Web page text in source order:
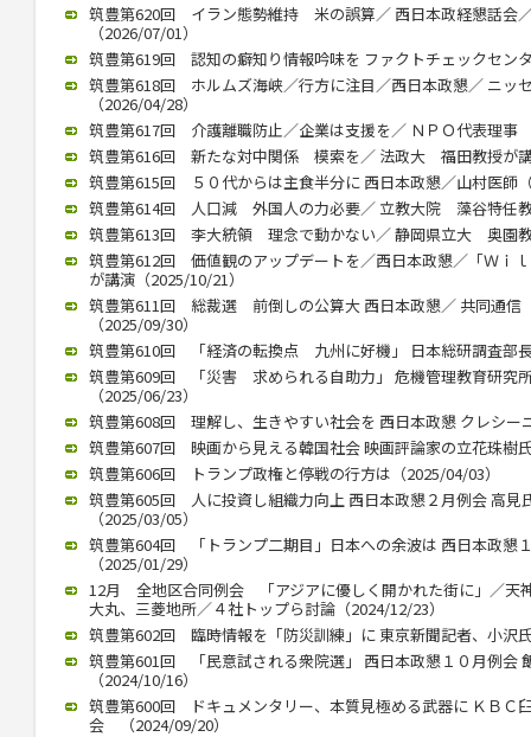
筑豊第620回 イラン態勢維持 米の誤算／ 西日本政経懇話会
（2026/07/01）
筑豊第619回 認知の癖知り情報吟味を ファクトチェックセ
筑豊第618回 ホルムズ海峡／行方に注目／西日本政懇／ ニッ
（2026/04/28）
筑豊第617回 介護離職防止／企業は支援を／ ＮＰＯ代表理
筑豊第616回 新たな対中関係 模索を／ 法政大 福田教授が
筑豊第615回 ５０代からは主食半分に 西日本政懇／山村医師
筑豊第614回 人口減 外国人の力必要／ 立教大院 藻谷特任
筑豊第613回 李大統領 理念で動かない／ 静岡県立大 奥園
筑豊第612回 価値観のアップデートを／西日本政懇／「Ｗ
が講演（2025/10/21）
筑豊第611回 総裁選 前倒しの公算大 西日本政懇／ 共同通
（2025/09/30）
筑豊第610回 「経済の転換点 九州に好機」 日本総研調査部
筑豊第609回 「災害 求められる自助力」 危機管理教育研究
（2025/06/23）
筑豊第608回 理解し、生きやすい社会を 西日本政懇 クレシー
筑豊第607回 映画から見える韓国社会 映画評論家の立花珠樹
筑豊第606回 トランプ政権と停戦の行方は（2025/04/03）
筑豊第605回 人に投資し組織力向上 西日本政懇２月例会 高見
（2025/03/05）
筑豊第604回 「トランプ二期目」日本への余波は 西日本政懇
（2025/01/29）
12月 全地区合同例会 「アジアに優しく開かれた街に」／天
大丸、三菱地所／４社トップら討論（2024/12/23）
筑豊第602回 臨時情報を「防災訓練」に 東京新聞記者、小沢
筑豊第601回 「民意試される衆院選」 西日本政懇１０月例会
（2024/10/16）
筑豊第600回 ドキュメンタリー、本質見極める武器に ＫＢＣ
会 （2024/09/20）